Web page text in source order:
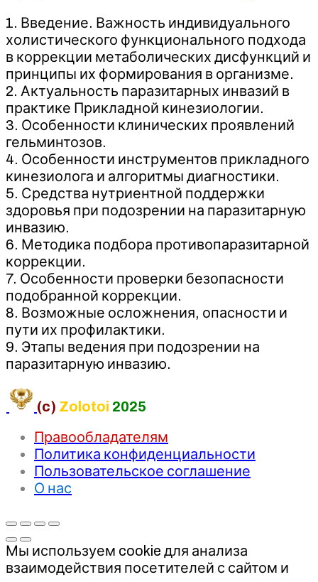
1. Введение. Важность индивидуального
холистического функционального подхода
в коррекции метаболических дисфункций и
принципы их формирования в организме.
2. Актуальность паразитарных инвазий в
практике Прикладной кинезиологии.
3. Особенности клинических проявлений
гельминтозов.
4. Особенности инструментов прикладного
кинезиолога и алгоритмы диагностики.
5. Средства нутриентной поддержки
здоровья при подозрении на паразитарную
инвазию.
6. Методика подбора противопаразитарной
коррекции.
7. Особенности проверки безопасности
подобранной коррекции.
8. Возможные осложнения, опасности и
пути их профилактики.
9. Этапы ведения при подозрении на
паразитарную инвазию.
(c) Zolotoi 2025
Правообладателям
Политика конфиденциальности
Пользовательское соглашение
О нас
Мы используем cookie для анализа
взаимодействия посетителей с сайтом и